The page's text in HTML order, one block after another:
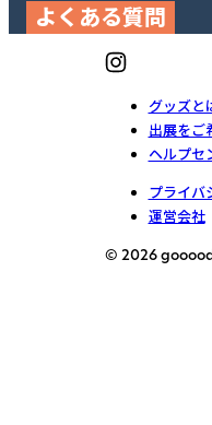
よくある質問
グッズと
出展をご
ヘルプセ
プライバ
運営会社
© 2026